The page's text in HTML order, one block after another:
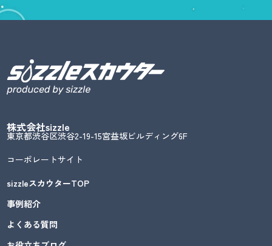
株式会社sizzle
東京都渋谷区渋谷2-19-15宮益坂ビルディング6F
コーポレートサイト
sizzleスカウターTOP
事例紹介
よくある質問